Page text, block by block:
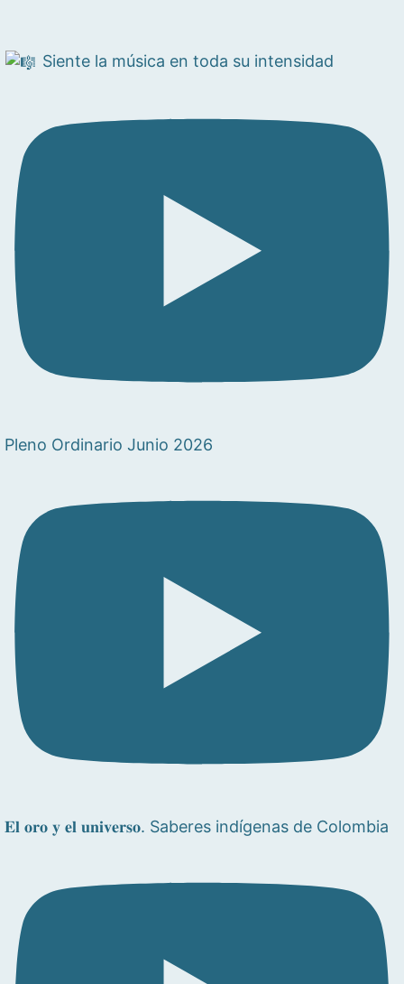
Siente la música en toda su intensidad
Pleno Ordinario Junio 2026
𝐄𝐥 𝐨𝐫𝐨 𝐲 𝐞𝐥 𝐮𝐧𝐢𝐯𝐞𝐫𝐬𝐨. Saberes indígenas de Colombia